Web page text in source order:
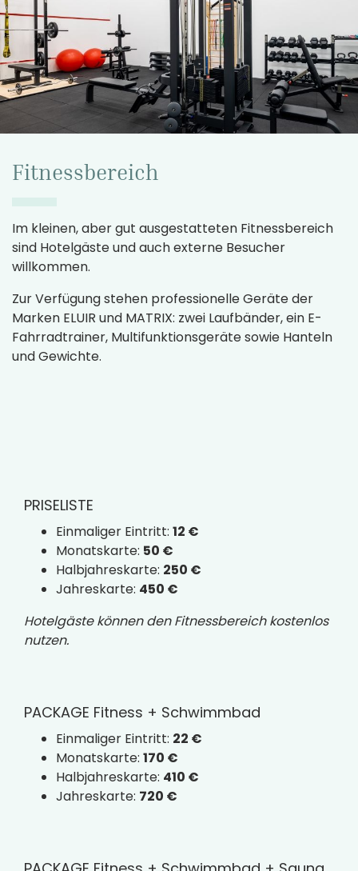
Fitnessbereich
Im kleinen, aber gut ausgestatteten Fitnessbereich
sind Hotelgäste und auch externe Besucher
willkommen.
Zur Verfügung stehen professionelle Geräte der
Marken ELUIR und MATRIX: zwei Laufbänder, ein E-
Fahrradtrainer, Multifunktionsgeräte sowie Hanteln
und Gewichte.
PRISELISTE
Einmaliger Eintritt: 12 €
Monatskarte: 50 €
Halbjahreskarte: 250 €
Jahreskarte: 450 €
Hotelgäste können den Fitnessbereich kostenlos
nutzen.
PACKAGE Fitness + Schwimmbad
Einmaliger Eintritt: 22 €
Monatskarte: 170 €
Halbjahreskarte: 410 €
Jahreskarte: 720 €